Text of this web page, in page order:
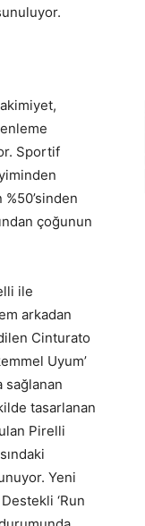
Sportif
çoğunun
ile
arkadan
Cinturato
Uyum’
sağlanan
tasarlanan
Pirelli
Yeni
‘Run